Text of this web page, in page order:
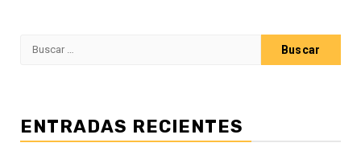
Buscar:
ENTRADAS RECIENTES